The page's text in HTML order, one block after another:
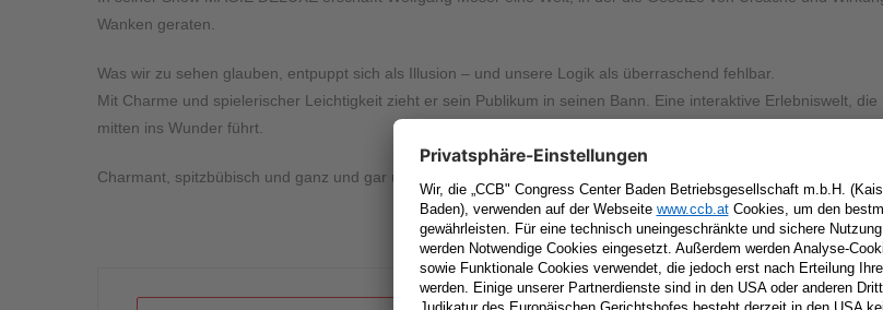
Wanken geraten.
Was wir zu sehen glauben, entpuppt sich als Illusion – und unsere Logik als überraschend fehlbar.
Mit Charme und spielerischer Leichtigkeit zieht er sein Publikum in seinen Bann. Eine interaktive Erlebniswelt, die
mitten ins Wunder führt.
Charmant, spitzbübisch und ganz und gar unmöglich …